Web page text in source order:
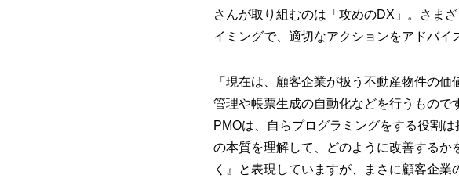
さんが取り組むのは「攻めのDX」。さま
イミングで、適切なアクションをアドバイ
「現在は、顧客企業が扱う不動産物件の
管理や帳票生成の自動化などを行うもので
PMOは、自らプログラミングをする役割
の本質を理解して、どのように改善する
く』と表現していますが、まさに顧客企